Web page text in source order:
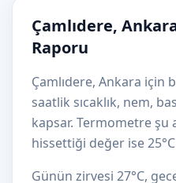
Çamlıdere,
Raporu
Çamlıdere, Ankara için
saatlik sıcaklık, nem,
kapsar. Termometre şu
hissettiği değer ise 25°C
Günün zirvesi 27°C,